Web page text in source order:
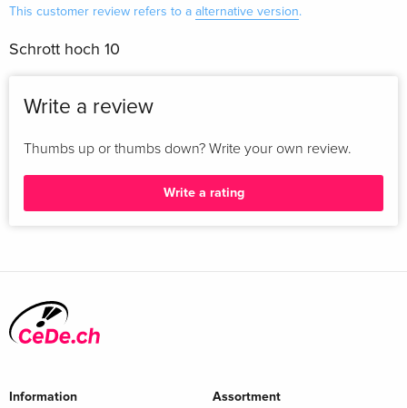
This customer review refers to a alternative version.
Schrott hoch 10
Write a review
Thumbs up or thumbs down? Write your own review.
Write a rating
Information
Assortment